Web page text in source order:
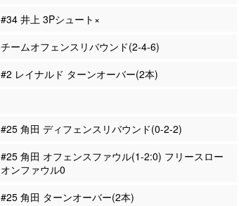
#34 井上 3Pシュート×
チームオフェンスリバウンド(2-4-6)
#2 レイナルド ターンオーバー(2本)
#25 角田 ディフェンスリバウンド(0-2-2)
#25 角田 オフェンスファウル(1-2:0) フリースロー
オンファウル0
#25 角田 ターンオーバー(2本)